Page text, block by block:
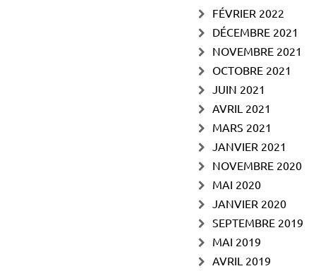
FÉVRIER 2022
DÉCEMBRE 2021
NOVEMBRE 2021
OCTOBRE 2021
JUIN 2021
AVRIL 2021
MARS 2021
JANVIER 2021
NOVEMBRE 2020
MAI 2020
JANVIER 2020
SEPTEMBRE 2019
MAI 2019
AVRIL 2019